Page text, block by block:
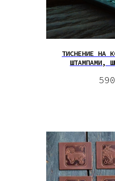
ТИСНЕНИЕ НА
ШТАМПАМИ,
590